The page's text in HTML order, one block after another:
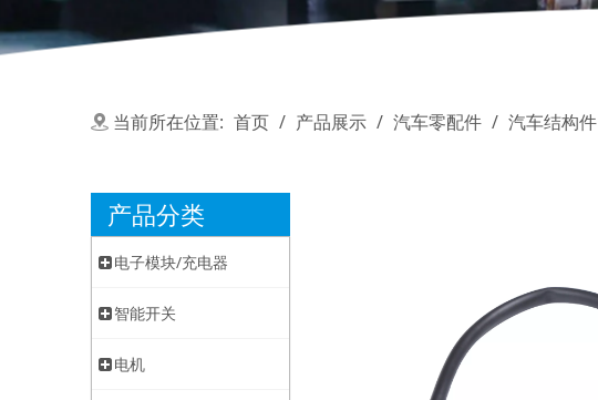
当前所在位置: 首页 / 产品展示 / 汽车零配件 / 汽车结构件
产品分类
电子模块/充电器
智能开关
电机